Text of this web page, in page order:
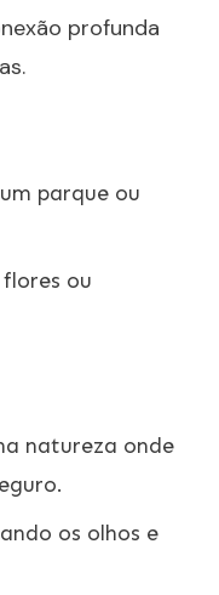
profunda
parque ou
ou
natureza onde
os olhos e